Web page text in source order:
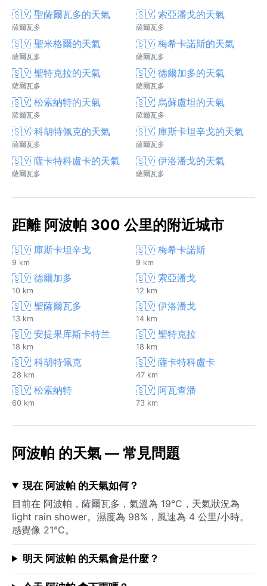
🇸🇻 聖薩爾瓦多的天氣
薩爾瓦多
🇸🇻 索亞潘戈的天氣
薩爾瓦多
🇸🇻 聖米格爾的天氣
薩爾瓦多
🇸🇻 梅希卡諾斯的天氣
薩爾瓦多
🇸🇻 聖特克拉的天氣
薩爾瓦多
🇸🇻 德爾加多的天氣
薩爾瓦多
🇸🇻 松索納特的天氣
薩爾瓦多
🇸🇻 烏蘇盧坦的天氣
薩爾瓦多
🇸🇻 科胡特佩克的天氣
薩爾瓦多
🇸🇻 庫斯卡坦辛戈的天氣
薩爾瓦多
🇸🇻 薩卡特科盧卡的天氣
薩爾瓦多
🇸🇻 伊洛潘戈的天氣
薩爾瓦多
距離 阿波帕 300 公里的附近城市
🇸🇻 庫斯卡坦辛戈
9 km
🇸🇻 梅希卡諾斯
9 km
🇸🇻 德爾加多
10 km
🇸🇻 索亞潘戈
12 km
🇸🇻 聖薩爾瓦多
13 km
🇸🇻 伊洛潘戈
14 km
🇸🇻 安提果库斯卡特兰
18 km
🇸🇻 聖特克拉
18 km
🇸🇻 科胡特佩克
28 km
🇸🇻 薩卡特科盧卡
47 km
🇸🇻 松索納特
60 km
🇸🇻 阿瓦查潘
73 km
阿波帕 的天氣 — 常見問題
現在 阿波帕 的天氣如何？
目前在 阿波帕，薩爾瓦多，氣溫為 19°C，天氣狀況為
light rain shower。濕度為 98%，風速為 4 公里/小時。
感覺像 21°C。
明天 阿波帕 的天氣會是什麼？